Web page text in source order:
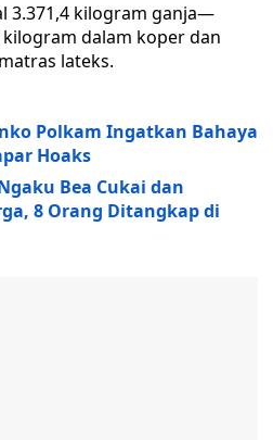
3.371,4 kilogram ganja—
dalam koper dan
lateks.
Polkam Ingatkan Bahaya
Hoaks
Bea Cukai dan
8 Orang Ditangkap di